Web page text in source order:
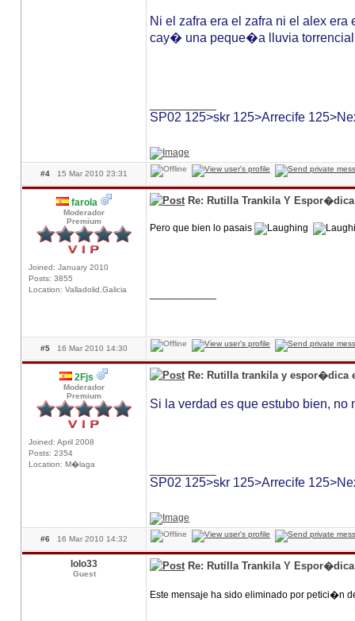
Ni el zafra era el zafra ni el alex
cay� una peque�a lluvia torrencial
SP02 125>skr 125>Arrecife
#4 15 Mar 2010 23:31
farola
Moderador
Premium
Joined: January 2010
Posts: 3855
Location: Valladolid,Galicia
Re: Rutilla Trankila Y
Pero que bien lo pasais
#5 16 Mar 2010 14:30
2Fjs
Moderador
Premium
Joined: April 2008
Posts: 2354
Location: M�laga
Re: Rutilla trankila y espor�dica
Si la verdad es que estubo bien, no
SP02 125>skr 125>Arrecife
#6 16 Mar 2010 14:32
lolo33
Guest
Re: Rutilla Trankila Y
Este mensaje ha sido eliminado por petici�n